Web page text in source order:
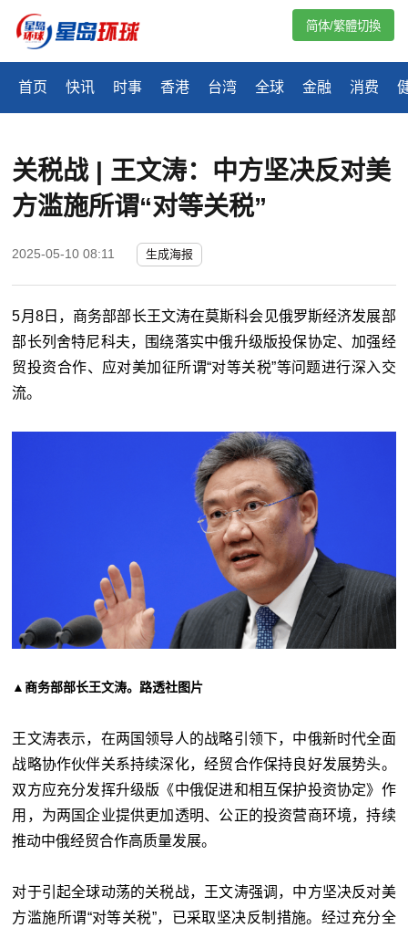
首页 快讯 时事 香港 台湾 全球 金融 消费
简体/繁體切換
关税战 | 王文涛：中方坚决反对美
方滥施所谓“对等关税”
2025-05-10 08:11 生成海报
5月8日，商务部部长王文涛在莫斯科会见俄罗斯经济发展部
部长列舍特尼科夫，围绕落实中俄升级版投保协定、加强经
贸投资合作、应对美加征所谓“对等关税”等问题进行深入交
流。
▲商务部部长王文涛。路透社图片
王文涛表示，在两国领导人的战略引领下，中俄新时代全面
战略协作伙伴关系持续深化，经贸合作保持良好发展势头。
双方应充分发挥升级版《中俄促进和相互保护投资协定》作
用，为两国企业提供更加透明、公正的投资营商环境，持续
推动中俄经贸合作高质量发展。
对于引起全球动荡的关税战，王文涛强调，中方坚决反对美
方滥施所谓“对等关税”，已采取坚决反制措施。经过充分全